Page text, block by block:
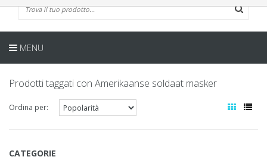
MENU
Prodotti taggati con Amerikaanse soldaat masker
Ordina per:
CATEGORIE